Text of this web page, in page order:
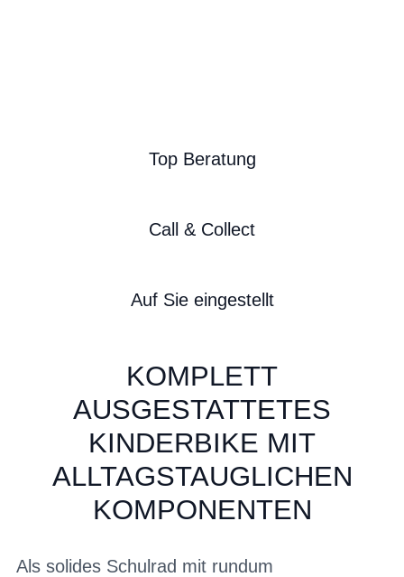
Top Beratung
Call & Collect
Auf Sie eingestellt
KOMPLETT
AUSGESTATTETES
KINDERBIKE MIT
ALLTAGSTAUGLICHEN
KOMPONENTEN
Als solides Schulrad mit rundum